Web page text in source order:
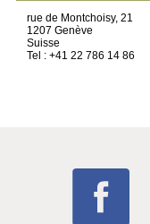
rue de Montchoisy, 21
1207 Genève
Suisse
Tel : +41 22 786 14 86